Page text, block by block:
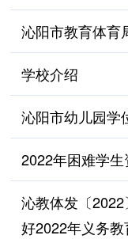
沁阳市教育体育
学校介绍
沁阳市幼儿园学
2022年困难学
沁教体发〔
好2022年义务